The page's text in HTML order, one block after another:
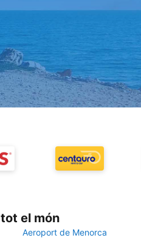
el món
Aeroport de Menorca